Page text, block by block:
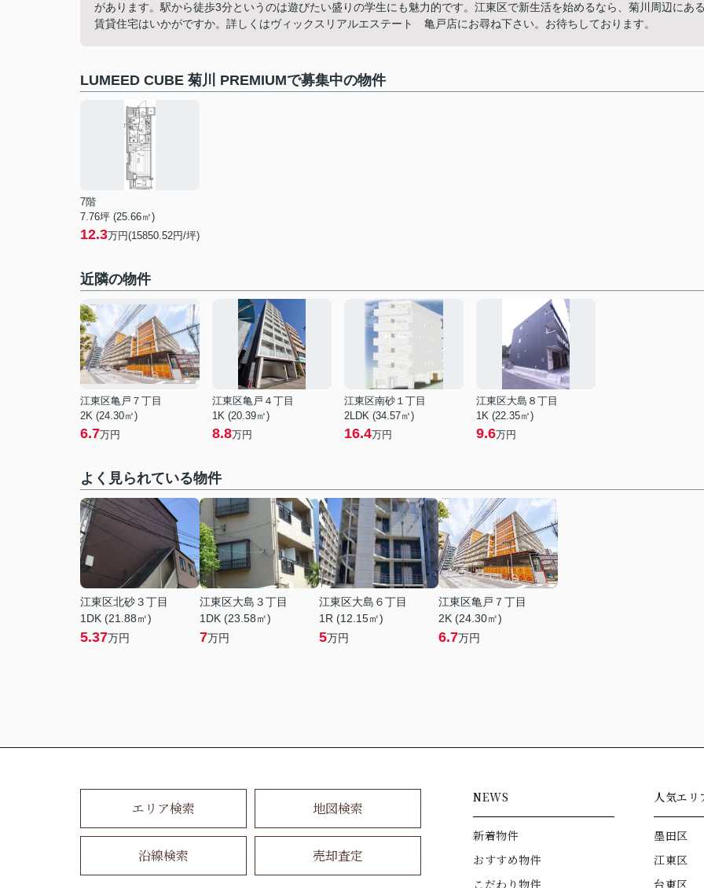
があります。駅から徒歩3分というのは遊びたい盛りの学生にも魅力的です。江東区で新生活を始めるなら、菊川周辺にある
賃貸住宅はいかがですか。詳しくはヴィックスリアルエステート 亀戸店にお尋ね下さい。お待ちしております。
LUMEED CUBE 菊川 PREMIUMで募集中の物件
7階
7.76坪 (25.66㎡)
12.3万円(15850.52円/坪)
近隣の物件
江東区亀戸７丁目
2K (24.30㎡)
6.7万円
江東区亀戸４丁目
1K (20.39㎡)
8.8万円
江東区南砂１丁目
2LDK (34.57㎡)
16.4万円
江東区大島８丁目
1K (22.35㎡)
9.6万円
よく見られている物件
江東区北砂３丁目
1DK (21.88㎡)
5.37万円
江東区大島３丁目
1DK (23.58㎡)
7万円
江東区大島６丁目
1R (12.15㎡)
5万円
江東区亀戸７丁目
2K (24.30㎡)
6.7万円
エリア検索 地図検索
沿線検索 売却査定
NEWS
新着物件
おすすめ物件
こだわり物件
人気エリ
墨田区
江東区
台東区